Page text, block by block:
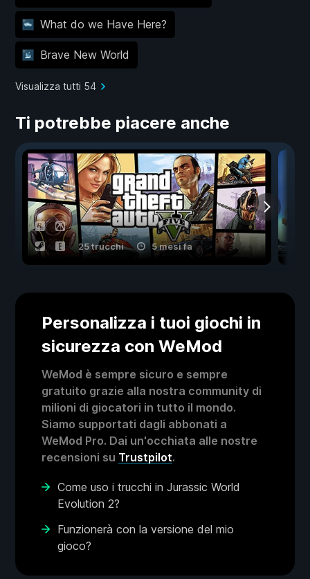
What do we Have Here?
Brave New World
Visualizza tutti 54
Ti potrebbe piacere anche
25 trucchi 5 mesi fa
Personalizza i tuoi giochi in
sicurezza con WeMod
WeMod è sempre sicuro e sempre
gratuito grazie alla nostra community di
milioni di giocatori in tutto il mondo.
Siamo supportati dagli abbonati a
WeMod Pro. Dai un'occhiata alle nostre
recensioni su Trustpilot.
Come uso i trucchi in Jurassic World
Evolution 2?
Funzionerà con la versione del mio
gioco?